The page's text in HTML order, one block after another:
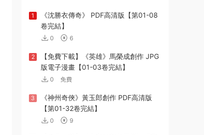
1
《沈勝衣傳奇》 PDF高清版【第01-08
卷完結】
0 6
2
【免費下載】《英雄》馬榮成創作 JPG
版電子漫畫【01-03卷完結】
0 免費
3
《神州奇俠》黃玉郎創作 PDF高清版
【第01-32卷完結】
0 9